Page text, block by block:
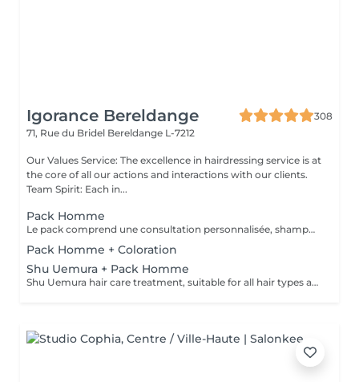
Igorance Bereldange
308
71, Rue du Bridel Bereldange L-7212
Our Values Service: The excellence in hairdressing service is at
the core of all our actions and interactions with our clients.
Team Spirit: Each in...
Pack Homme
Le pack comprend une consultation personnalisée, shampooing et conditionneur spécifiques REDKEN, la coupe IGORANCE (finitions sur cheveux secs ) et les produits de styling REDKEN * Tarifs à titre indicatifs à confirmer après la consultation personnalisée établit auprès de votre coiffeur/stylist/spécialiste * La direction se réserve le droit d’apporter des modifications pour le bon fonctionnement du salon
Pack Homme + Coloration
Shu Uemura + Pack Homme
Shu Uemura hair care treatment, suitable for all hair types and scalp + Styling Homme Prices are indicative and subject to confirmation after a personalized consultation with your hairdresser/stylist/specialist. Management reserves the right to make modifications for the smooth operation of the salon.